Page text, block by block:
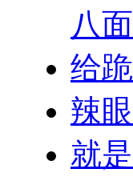
八面
给
辣
就